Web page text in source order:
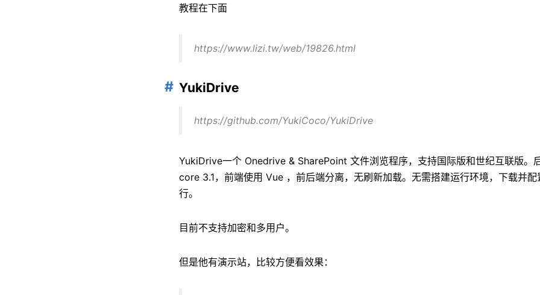
教程在下面
https://www.lizi.tw/web/19826.html
YukiDrive
https://github.com/YukiCoco/YukiDrive
YukiDrive一个 Onedrive & SharePoint 文件浏览程序，支持国际版和世纪互联版。
core 3.1，前端使用 Vue ，前后端分离，无刷新加载。无需搭建运行环境，下载并
行。
目前不支持加密和多用户。
但是他有演示站，比较方便看效果：